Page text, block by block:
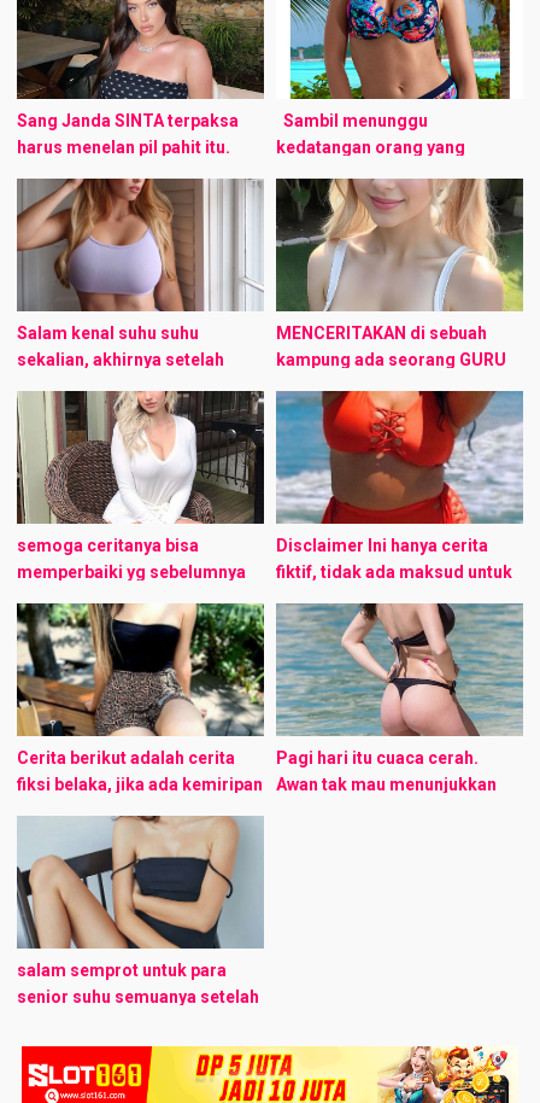
binal sekali siapapun yang ...
mengenakan kebaya jika
keluar rumah. Dan
mengenakan daster ...
Sang Janda​ SINTA terpaksa
harus menelan pil pahit itu.
Pernikahannya dengan Bahtiar
hanya bertahan sampai dua
tahun. Untung mereka belum
punya anak sehingga beban ...
Sambil menunggu
kedatangan orang yang
sekarang sedang dijemput
oleh Zaskia; bersama Inez,
Linda, dan bu Martin, kembali
aku saling meraba. Kontolku
dijilati oleh ...
Salam kenal suhu suhu
sekalian, akhirnya setelah
bertahun-tahun jadi silent
reader, sekarang punya cerita
yang bisa dibagi disini buat
dinikmati sama semua mohon
maaf ...
MENCERITAKAN di sebuah
kampung ada seorang GURU
NGAJI BERCADAR DI JAHILI
OLEH MURIDNYA YG NAKAL,
dikarenakan ortu anak
tersebut sdh gak tau caranya
mengadapi ...
semoga ceritanya bisa
memperbaiki yg sebelumnya
Setelah 4 tahun, aku akan
menikah dengan wanita
idaman ku, aku sangat ingin
membahagiakan dia sebagai
istriku (sambil ...
Disclaimer Ini hanya cerita
fiktif, tidak ada maksud untuk
menyinggung siapapun.
Kesamaan nama hanya sebuah
kebetulan semata. Segala
adegan yang terjadi di dalam
cerita ...
Cerita berikut adalah cerita
fiksi belaka, jika ada kemiripan
dengan kejadian atau
kemiripan dengan mulustrasi
itu hanyalah suatu kebetulan
saja… Ini adalah pengalaman
pertama ...
Pagi hari itu cuaca cerah.
Awan tak mau menunjukkan
salam semprot untuk para
senior suhu semuanya setelah
reader, akhirnya
memberanikan diri untuk